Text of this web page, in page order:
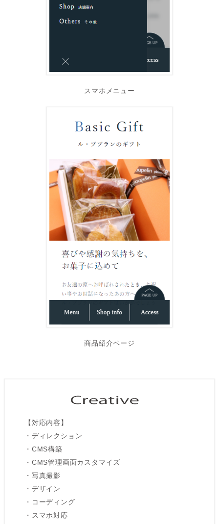
スマホメニュー
商品紹介ページ
【対応内容】
・ディレクション
・CMS構築
・CMS管理画面カスタマイズ
・写真撮影
・デザイン
・コーディング
・スマホ対応